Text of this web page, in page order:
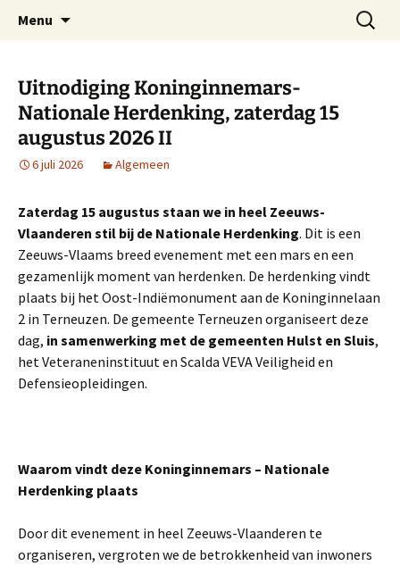
inhoud
Hoofdplaat.com
Dorp achter de dijk
Menu
Zoeken
naar:
Uitnodiging Koninginnemars-
Nationale Herdenking, zaterdag 15
augustus 2026 II
6 juli 2026 Algemeen
Zaterdag 15 augustus staan we in heel Zeeuws-
Vlaanderen stil bij de Nationale Herdenking. Dit is een
Zeeuws-Vlaams breed evenement met een mars en een
gezamenlijk moment van herdenken. De herdenking vindt
plaats bij het Oost-Indiëmonument aan de Koninginnelaan
2 in Terneuzen. De gemeente Terneuzen organiseert deze
dag, in samenwerking met de gemeenten Hulst en Sluis,
het Veteraneninstituut en Scalda VEVA Veiligheid en
Defensieopleidingen.
Waarom vindt deze Koninginnemars – Nationale
Herdenking plaats
Door dit evenement in heel Zeeuws-Vlaanderen te
organiseren, vergroten we de betrokkenheid van inwoners